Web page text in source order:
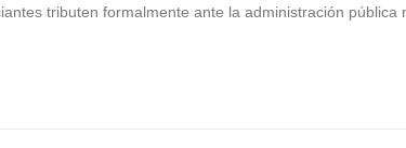
tributen formalmente ante la administración pública